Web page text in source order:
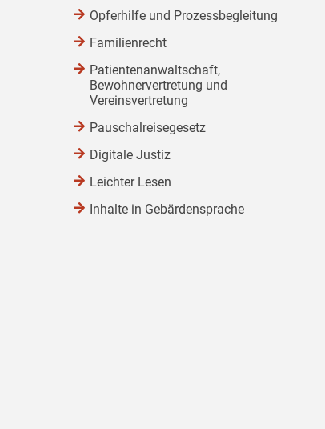
Opferhilfe und Prozessbegleitung
Familienrecht
Patientenanwaltschaft,
Bewohnervertretung und
Vereinsvertretung
Pauschalreisegesetz
Digitale Justiz
Leichter Lesen
Inhalte in Gebärdensprache